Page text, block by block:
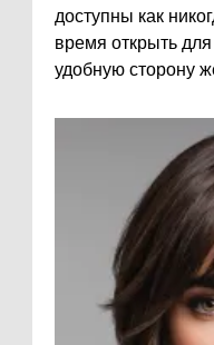
доступны как
время открыть
удобную сторону